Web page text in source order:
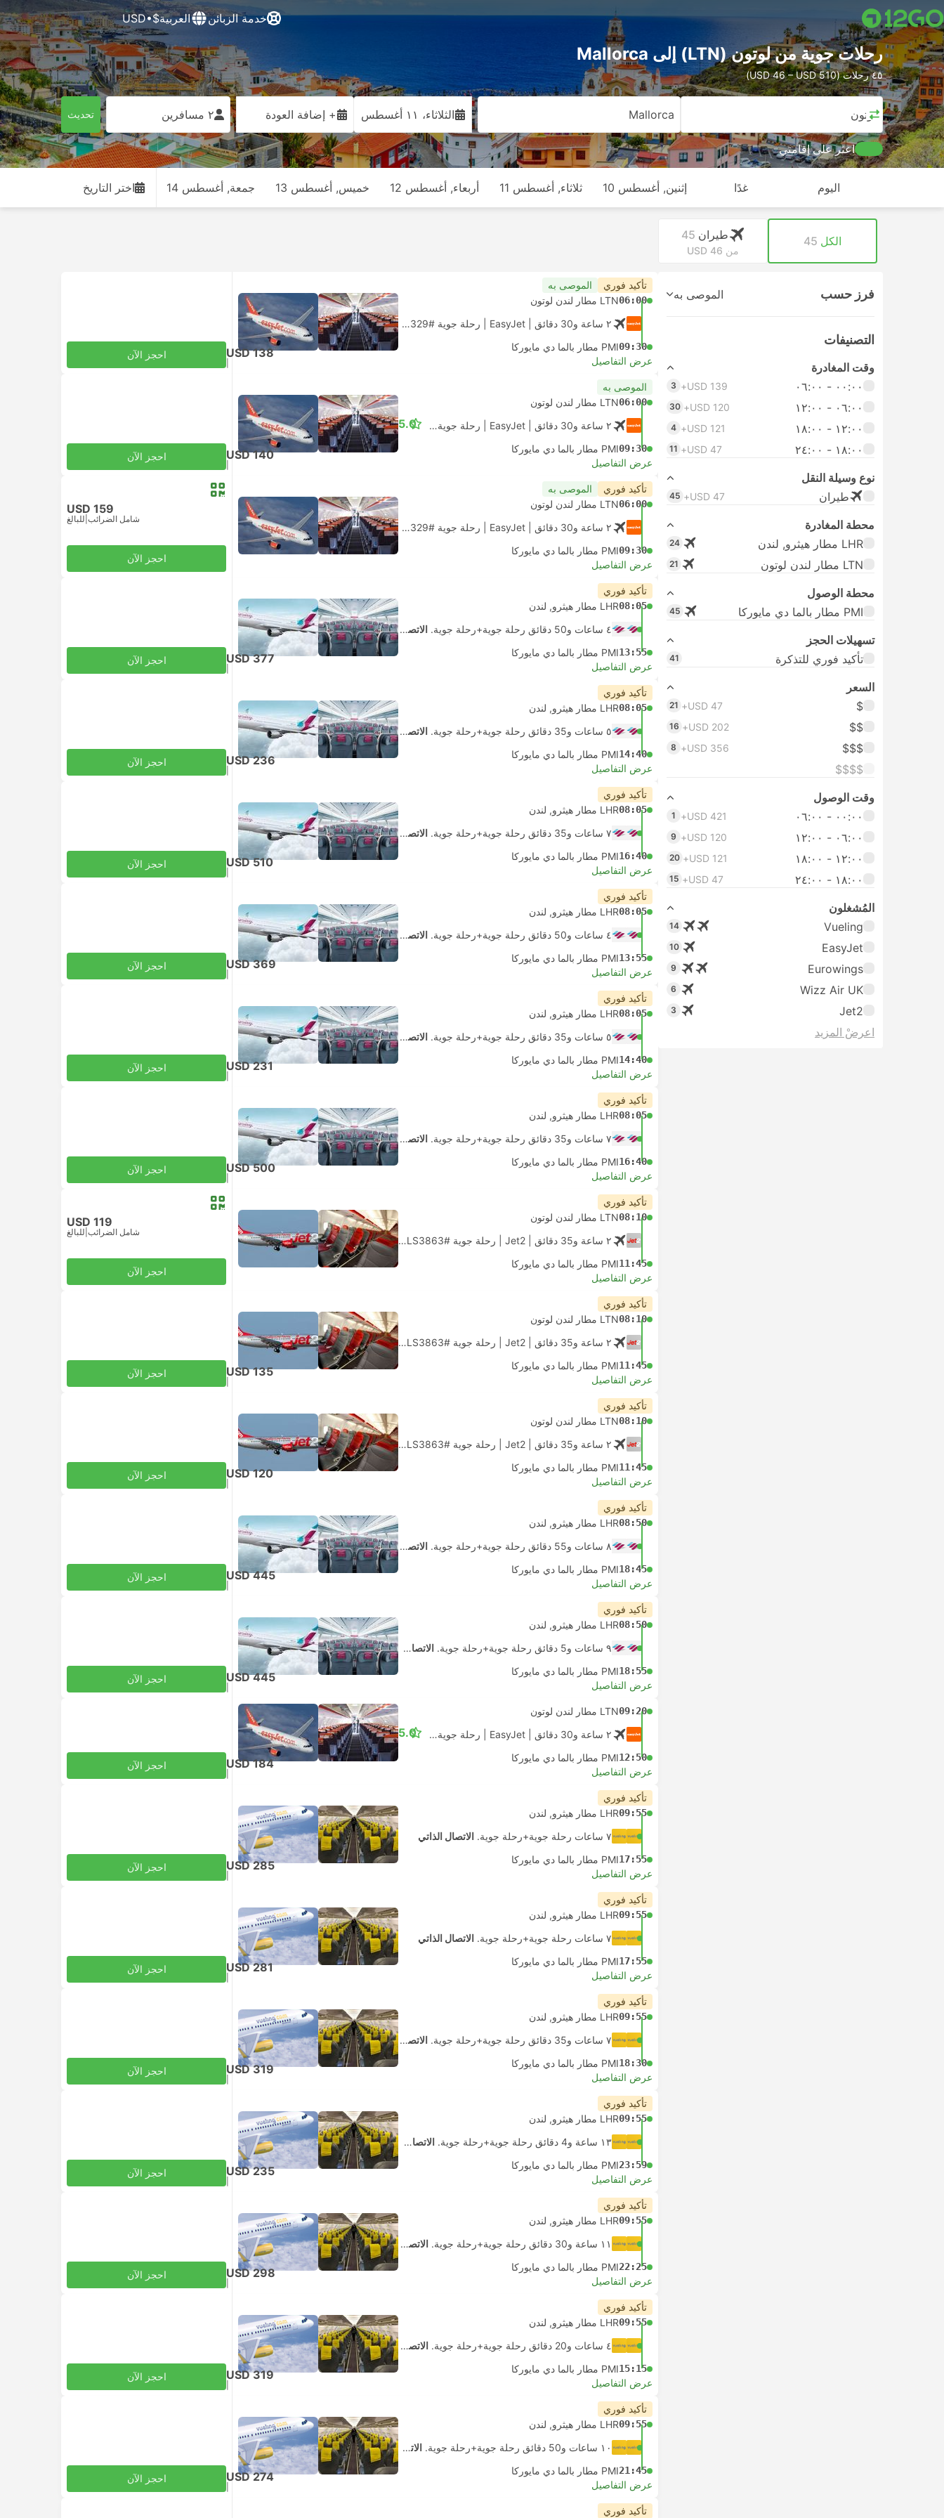
خدمة الزبائن العربية$•USD
رحلات جوية من لوتون (LTN) إلى Mallorca
٤٥ رحلات (USD 46 – USD 510)
لوتون Mallorca الثلاثاء، ١١ أغسطس + إضافة العودة ٢ مسافرين تحديث
اعثر على إقامتي
اليوم غدًا إثنين, أغسطس 10 ثلاثاء, أغسطس 11 أربعاء, أغسطس 12 خميس, أغسطس 13 جمعة, أغسطس 14 اختر التاريخ
الكل 45 طيران 45
من USD 46
فرز حسب الموصى به
التصنيفات
وقت المغادرة
٠٠:٠٠ ‏- ٠٦:٠٠
USD 139+
3
٠٦:٠٠ ‏- ١٢:٠٠ USD 120+
30
١٢:٠٠ ‏- ١٨:٠٠ USD 121+
4
١٨:٠٠ ‏-‏ ٢٤:٠٠ USD 47+
11
نوع وسيلة النقل
طيران
USD 47+
45
محطة المغادرة
LHR مطار هيثرو, لندن
24
LTN مطار لندن لوتون 21
محطة الوصول
PMI مطار بالما دي مايوركا
45
تسهيلات الحجز
تأكيد فوري للتذكرة
41
السعر
$
USD 47+
21
$$
USD 202+
16
$$$
USD 356+
8
$$$$
وقت الوصول
٠٠:٠٠ ‏- ٠٦:٠٠
USD 421+
1
٠٦:٠٠ ‏- ١٢:٠٠ USD 120+
9
١٢:٠٠ ‏- ١٨:٠٠ USD 121+
20
١٨:٠٠ ‏-‏ ٢٤:٠٠ USD 47+
15
المُشغلون
Vueling
14
EasyJet
10
Eurowings
9
Wizz Air UK
6
Jet2
3
اعرضْ المزيد
تأكيد فوري الموصى به
06:00LTN مطار لندن لوتون
٢ ساعة و‫30 دقائق
رحلة جوية #U22329 |الاقتصاد
09:30PMI مطار بالما دي مايوركا
عرض التفاصيل
USD 138 احجز الآن
الموصى به
06:00LTN مطار لندن لوتون
٢ ساعة و‫30 دقائق
رحلة جوية #U22329 |الاقتصاد
09:30PMI مطار بالما دي مايوركا
5.0
عرض التفاصيل
USD 140 احجز الآن
تأكيد فوري الموصى به
06:00LTN مطار لندن لوتون
٢ ساعة و‫30 دقائق
رحلة جوية #U22329 |الاقتصاد
09:30PMI مطار بالما دي مايوركا
عرض التفاصيل
USD 159
شامل الضرائب للبالغ
احجز الآن
تأكيد فوري
08:05LHR مطار هيثرو, لندن
٤ ساعات و‫50 دقائق رحلة جوية+رحلة جوية.
الاتصال الذاتي
13:55PMI مطار بالما دي مايوركا
عرض التفاصيل
USD 377 احجز الآن
تأكيد فوري
08:05LHR مطار هيثرو, لندن
٥ ساعات و‫35 دقائق رحلة جوية+رحلة جوية.
الاتصال الذاتي
14:40PMI مطار بالما دي مايوركا
عرض التفاصيل
USD 236 احجز الآن
تأكيد فوري
08:05LHR مطار هيثرو, لندن
٧ ساعات و‫35 دقائق رحلة جوية+رحلة جوية.
الاتصال الذاتي
16:40PMI مطار بالما دي مايوركا
عرض التفاصيل
USD 510 احجز الآن
تأكيد فوري
08:05LHR مطار هيثرو, لندن
٤ ساعات و‫50 دقائق رحلة جوية+رحلة جوية.
الاتصال الذاتي
13:55PMI مطار بالما دي مايوركا
عرض التفاصيل
USD 369 احجز الآن
تأكيد فوري
08:05LHR مطار هيثرو, لندن
٥ ساعات و‫35 دقائق رحلة جوية+رحلة جوية.
الاتصال الذاتي
14:40PMI مطار بالما دي مايوركا
عرض التفاصيل
USD 231 احجز الآن
تأكيد فوري
08:05LHR مطار هيثرو, لندن
٧ ساعات و‫35 دقائق رحلة جوية+رحلة جوية.
الاتصال الذاتي
16:40PMI مطار بالما دي مايوركا
عرض التفاصيل
USD 500 احجز الآن
تأكيد فوري
08:10LTN مطار لندن لوتون
٢ ساعة و‫35 دقائق
رحلة جوية #LS3863 |الاقتصاد
11:45PMI مطار بالما دي مايوركا
عرض التفاصيل
USD 119
شامل الضرائب للبالغ
احجز الآن
تأكيد فوري
08:10LTN مطار لندن لوتون
٢ ساعة و‫35 دقائق
رحلة جوية #LS3863 |الاقتصاد
11:45PMI مطار بالما دي مايوركا
عرض التفاصيل
USD 135 احجز الآن
تأكيد فوري
08:10LTN مطار لندن لوتون
٢ ساعة و‫35 دقائق
رحلة جوية #LS3863 |الاقتصاد
11:45PMI مطار بالما دي مايوركا
عرض التفاصيل
USD 120 احجز الآن
تأكيد فوري
08:50LHR مطار هيثرو, لندن
٨ ساعات و‫55 دقائق رحلة جوية+رحلة جوية.
الاتصال الذاتي
18:45PMI مطار بالما دي مايوركا
عرض التفاصيل
USD 445 احجز الآن
تأكيد فوري
08:50LHR مطار هيثرو, لندن
٩ ساعات و‫5 دقائق رحلة جوية+رحلة جوية.
الاتصال الذاتي
18:55PMI مطار بالما دي مايوركا
عرض التفاصيل
USD 445 احجز الآن
09:20LTN مطار لندن لوتون
٢ ساعة و‫30 دقائق
رحلة جوية #U27252 |الاقتصاد
12:50PMI مطار بالما دي مايوركا
5.0
عرض التفاصيل
USD 184 احجز الآن
تأكيد فوري
09:55LHR مطار هيثرو, لندن
٧ ساعات رحلة جوية+رحلة جوية.
الاتصال الذاتي
17:55PMI مطار بالما دي مايوركا
عرض التفاصيل
USD 285 احجز الآن
تأكيد فوري
09:55LHR مطار هيثرو, لندن
٧ ساعات رحلة جوية+رحلة جوية.
الاتصال الذاتي
17:55PMI مطار بالما دي مايوركا
عرض التفاصيل
USD 281 احجز الآن
تأكيد فوري
09:55LHR مطار هيثرو, لندن
٧ ساعات و‫35 دقائق رحلة جوية+رحلة جوية.
الاتصال الذاتي
18:30PMI مطار بالما دي مايوركا
عرض التفاصيل
USD 319 احجز الآن
تأكيد فوري
09:55LHR مطار هيثرو, لندن
١٣ ساعة و‫4 دقائق رحلة جوية+رحلة جوية.
الاتصال الذاتي
23:59PMI مطار بالما دي مايوركا
عرض التفاصيل
USD 235 احجز الآن
تأكيد فوري
09:55LHR مطار هيثرو, لندن
١١ ساعة و‫30 دقائق رحلة جوية+رحلة جوية.
الاتصال الذاتي
22:25PMI مطار بالما دي مايوركا
عرض التفاصيل
USD 298 احجز الآن
تأكيد فوري
09:55LHR مطار هيثرو, لندن
٤ ساعات و‫20 دقائق رحلة جوية+رحلة جوية.
الاتصال الذاتي
15:15PMI مطار بالما دي مايوركا
عرض التفاصيل
USD 319 احجز الآن
تأكيد فوري
09:55LHR مطار هيثرو, لندن
١٠ ساعات و‫50 دقائق رحلة جوية+رحلة جوية.
الاتصال الذاتي
21:45PMI مطار بالما دي مايوركا
عرض التفاصيل
USD 274 احجز الآن
تأكيد فوري